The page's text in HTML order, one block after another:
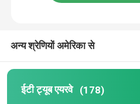
फैक्टरी यात्रा
अन्य श्रेणियों अमेरिका से
ईटी ट्यूब एयरवे (178)